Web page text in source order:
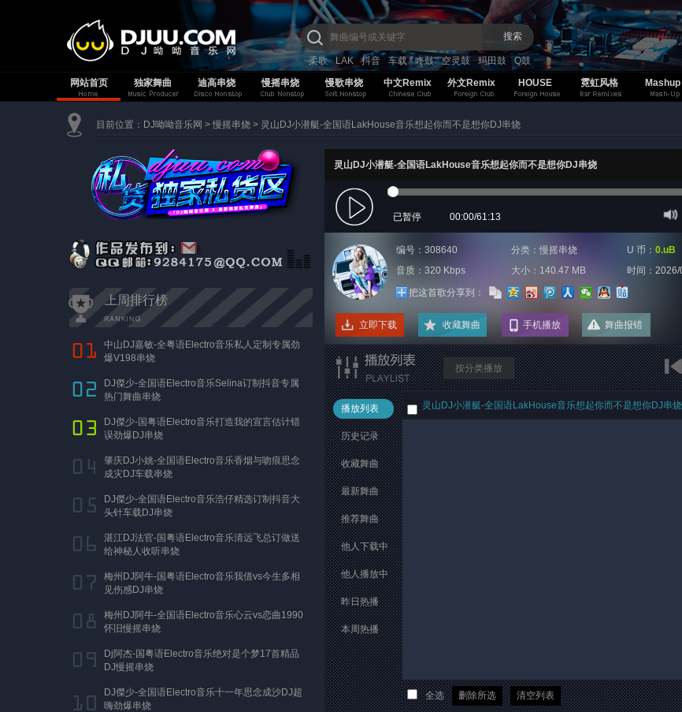
搜索
柔歌 LAK 抖音 车载 咚鼓 空灵鼓 玛田鼓 Q鼓
网站首页 独家舞曲 迪高串烧 慢摇串烧 慢歌串烧 中文Remix 外文Remix HOUSE 霓虹风格 Mashup
目前位置： DJ呦呦音乐网 > 慢摇串烧 > 灵山DJ小潜艇-全国语LakHouse音乐想起你而不是想你DJ串烧
上周排行榜
中山DJ嘉敏-全粤语Electro音乐私人定制专属劲
爆V198串烧
DJ傑少-全国语Electro音乐Selina订制抖音专属
热门舞曲串烧
DJ傑少-国粤语Electro音乐打造我的宣言估计错
误劲爆DJ串烧
肇庆DJ小姚-全国语Electro音乐香烟与吻痕思念
成灾DJ车载串烧
DJ傑少-全国语Electro音乐浩仔精选订制抖音大
头针车载DJ串烧
湛江DJ法官-国粤语Electro音乐清远飞总订做送
给神秘人收听串烧
梅州DJ阿牛-国粤语Electro音乐我借vs今生多相
见伤感DJ串烧
梅州DJ阿牛-全国语Electro音乐心云vs恋曲1990
怀旧慢摇串烧
Dj阿杰-国粤语Electro音乐绝对是个梦17首精品
DJ慢摇串烧
DJ傑少-全国语Electro音乐十一年思念成沙DJ超
嗨劲爆串烧
灵山DJ小潜艇-全国语LakHouse音乐想起你而不是想你DJ串烧
已暂停 00:00/61:13
编号：308640 分类： 慢摇串烧 U 币： 0.uB
音质：320 Kbps
大小：140.47 MB 时间： 2026/
把这首歌分享到：
立即下载 收藏舞曲 手机播放 舞曲报错
按分类播放
播放列表
历史记录
收藏舞曲
最新舞曲
推荐舞曲
他人下载中
他人播放中
昨日热播
本周热播
灵山DJ小潜艇-全国语LakHouse音乐想起你而不是想你DJ串烧
全选 删除所选 清空列表